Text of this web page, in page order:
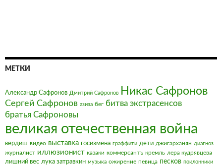
МЕТКИ
Александр Сафронов Дмитрий Сафронов Никас Сафронов
Сергей Сафронов азиза бег битва экстрасенсов
братья Сафроновы
великая отечественная война
вердиш видео выставка госизмена граффити дети джигарханян диагноз
журналист иллюзионист казаки коммерсантъ кремль лера кудрявцева
лишний вес лука затравкин музыка ожирение певица песков поклонники